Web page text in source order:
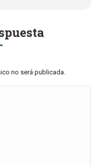
no será publicada.